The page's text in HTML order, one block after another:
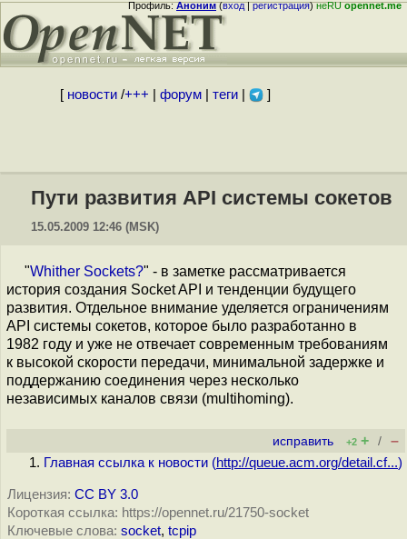
Профиль:Аноним(вход|регистрация)неRUopennet.me
[ новости/+++ форум| теги| ]
Пути развития API системы сокетов
15.05.2009 12:46 (MSK)
"Whither Sockets?" - в заметке рассматривается
история создания Socket API и тенденции будущего
развития. Отдельное внимание уделяется ограничениям
API системы сокетов, которое было разработанно в
1982 году и уже не отвечает современным требованиям
к высокой скорости передачи, минимальной задержке и
поддержанию соединения через несколько
независимых каналов связи (multihoming).
исправить +2 + / –
Главная ссылка к новости (http://queue.acm.org/detail.cf...)
Лицензия: CC BY 3.0
Короткая ссылка: https://opennet.ru/21750-socket
Ключевые слова: socket, tcpip